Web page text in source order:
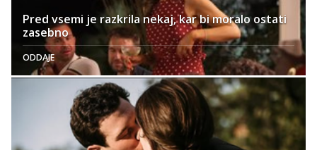
Pred vsemi je razkrila nekaj, kar bi moralo ostati
zasebno
ODDAJE